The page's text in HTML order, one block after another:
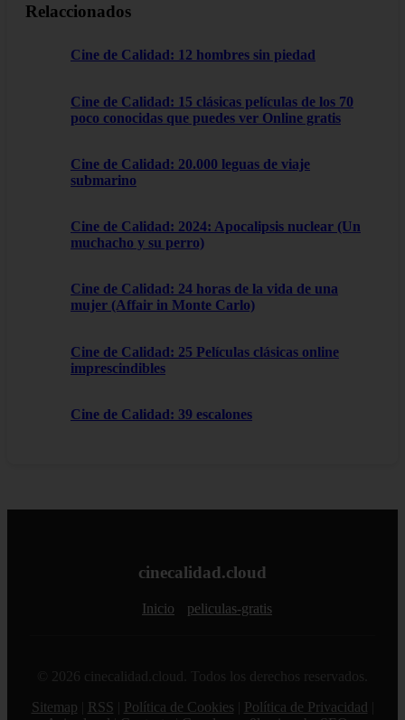
Relaccionados
Cine de Calidad: 12 hombres sin piedad
Cine de Calidad: 15 clásicas películas de los 70
poco conocidas que puedes ver Online gratis
Cine de Calidad: 20.000 leguas de viaje
submarino
Cine de Calidad: 2024: Apocalipsis nuclear (Un
muchacho y su perro)
Cine de Calidad: 24 horas de la vida de una
mujer (Affair in Monte Carlo)
Cine de Calidad: 25 Películas clásicas online
imprescindibles
Cine de Calidad: 39 escalones
cinecalidad.cloud
Inicio peliculas-gratis
© 2026 cinecalidad.cloud. Todos los derechos reservados.
Sitemap
RSS Política de Cookies Política de Privacidad